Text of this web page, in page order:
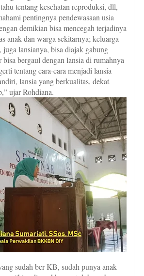
tentang kesehatan reproduksi, dll,
pentingnya pendewasaan usia
demikian bisa mencegah terjadinya
anak dan warga sekitarnya; keluarga
juga lansianya, bisa diajak gabung
bergaul dengan lansia di rumahnya
tentang cara-cara menjadi lansia
lansia yang berkualitas, dekat
ujar Rohdiana.
sudah ber-KB, sudah punya anak